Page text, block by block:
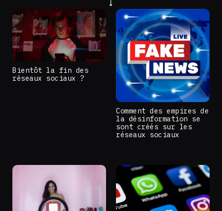
Bientôt la fin des
réseaux sociaux ?
Comment des empires de
la désinformation se
sont créés sur les
réseaux sociaux